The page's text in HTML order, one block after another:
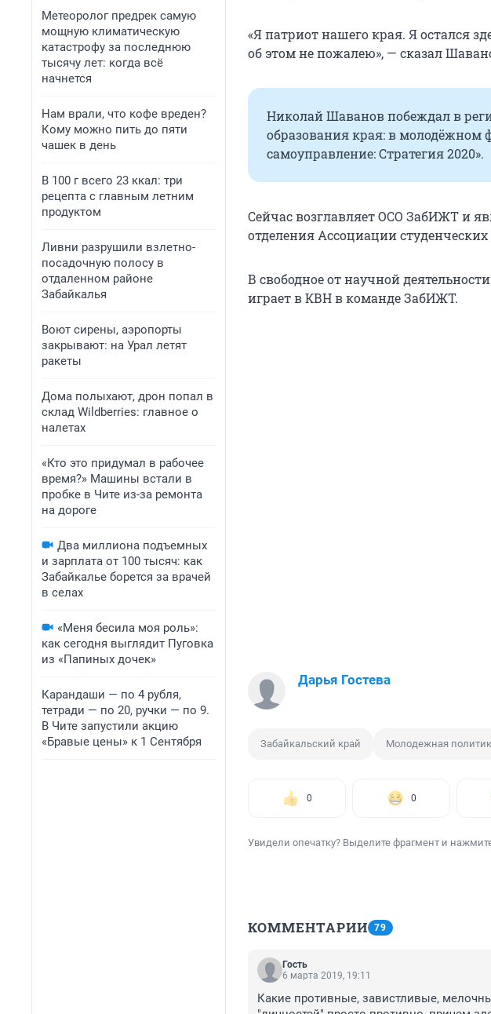
Метеоролог предрек самую
мощную климатическую
катастрофу за последнюю
тысячу лет: когда всё
начнется
Нам врали, что кофе вреден?
Кому можно пить до пяти
чашек в день
В 100 г всего 23 ккал: три
рецепта с главным летним
продуктом
Ливни разрушили взлетно-
посадочную полосу в
отдаленном районе
Забайкалья
Воют сирены, аэропорты
закрывают: на Урал летят
ракеты
Дома полыхают, дрон попал в
склад Wildberries: главное о
налетах
«Кто это придумал в рабочее
время?» Машины встали в
пробке в Чите из-за ремонта
на дороге
Два миллиона подъемных
и зарплата от 100 тысяч: как
Забайкалье борется за врачей
в селах
«Меня бесила моя роль»:
как сегодня выглядит Пуговка
из «Папиных дочек»
Карандаши — по 4 рубля,
тетради — по 20, ручки — по 9.
В Чите запустили акцию
«Бравые цены» к 1 Сентября
«Я патриот нашего края. Я остался
об этом не пожалею», — сказал
Николай Шаванов побеждал в
образования края: в молодёжном
самоуправление: Стратегия 2020».
Сейчас возглавляет ОСО ЗабИЖТ и
отделения Ассоциации
В свободное от научной
играет в КВН в команде ЗабИЖТ.
Дарья Гостева
Забайкальский край Молодежная
0 0
Увидели опечатку? Выделите фрагмент и
КОММЕНТАРИИ 79
Гость
6 марта 2019, 19:11
Какие противные, завистливые,